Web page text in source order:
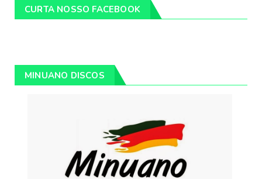
CURTA NOSSO FACEBOOK
MINUANO DISCOS